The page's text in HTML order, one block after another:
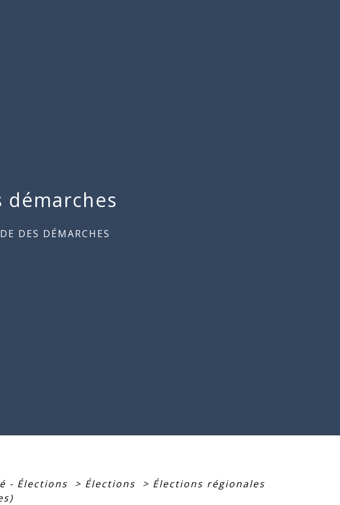
démarches
DES DÉMARCHES
- Élections > Élections > Élections régionales